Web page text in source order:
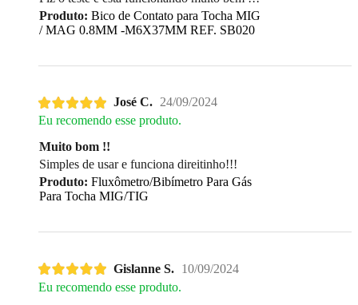
Produto: Bico de Contato para Tocha MIG
/ MAG 0.8MM -M6X37MM REF. SB020
José C. 24/09/2024
Eu recomendo esse produto.
Muito bom !!
Simples de usar e funciona direitinho!!!
Produto: Fluxômetro/Bibímetro Para Gás
Para Tocha MIG/TIG
Gislanne S. 10/09/2024
Eu recomendo esse produto.